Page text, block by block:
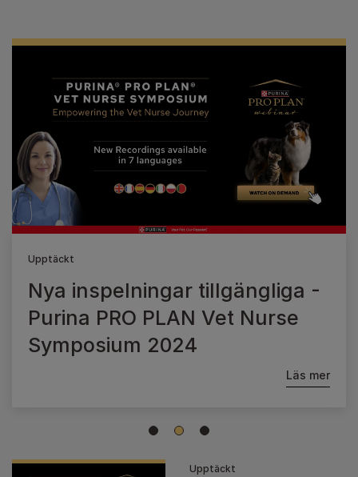
Upptäckt
Nya inspelningar tillgängliga -
Purina PRO PLAN Vet Nurse
Symposium 2024
Läs mer
1 2 3
Upptäckt